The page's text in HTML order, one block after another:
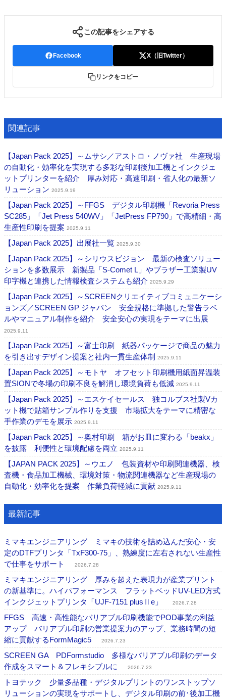
この記事をシェアする
Facebook X（旧Twitter）
リンクをコピー
関連記事
【Japan Pack 2025】～ムサシ／アストロ・ノヴァ社 生産現場
の自動化・効率化を実現する多彩な印刷後加工機とインクジェ
ットプリンターを紹介 厚み対応・高速印刷・省人化の最新ソ
リューション 2025.9.19
【Japan Pack 2025】～FFGS デジタル印刷機「Revoria Press
SC285」「Jet Press 540WV」「JetPress FP790」で高精細・高
生産性印刷を提案 2025.9.11
【Japan Pack 2025】出展社一覧 2025.9.30
【Japan Pack 2025】～シリウスビジョン 最新の検査ソリュー
ションを多数展示 新製品「S-Comet L」やブラザー工業製UV
印字機と連携した情報検査システムも紹介 2025.9.29
【Japan Pack 2025】～SCREENクリエイティブコミュニケーシ
ョンズ／SCREEN GP ジャパン 安全規格に準拠した警告ラベ
ルやマニュアル制作を紹介 安全安心の実現をテーマに出展
2025.9.11
【Japan Pack 2025】～富士印刷 紙器パッケージで商品の魅力
を引き出すデザイン提案と社内一貫生産体制
2025.9.11
【Japan Pack 2025】～モトヤ オフセット印刷機用紙面昇温装
置SIONで冬場の印刷不良を解消し環境負荷も低減 2025.9.11
【Japan Pack 2025】～エスケイセールス 独コルブス社製Vカ
ット機で貼箱サンプル作りを支援 市場拡大をテーマに精密な
手作業のデモを展示 2025.9.11
【Japan Pack 2025】～奥村印刷 箱がお皿に変わる「beakx」
を披露 利便性と環境配慮を両立 2025.9.11
【JAPAN PACK 2025】～ウエノ 包装資材や印刷関連機器、検
査機・食品加工機械、環境対策・物流関連機器など生産現場の
自動化・効率化を提案 作業負荷軽減に貢献 2025.9.11
最新記事
ミマキエンジニアリング ミマキの技術を詰め込んだ安心・安
定のDTFプリンタ「TxF300-75」、熟練度に左右されない生産性
で仕事をサポート
2026.7.28
ミマキエンジニアリング 厚みを超えた表現力が産業プリント
の新基準に。ハイパフォーマンス フラットベッドUV-LED方式
インクジェットプリンタ「UJF-7151 plusⅡe」
2026.7.28
FFGS 高速・高性能なバリアブル印刷機能でPOD事業の利益
アップ バリアブル印刷の営業提案力のアップ、業務時間の短
縮に貢献するFormMagic5
2026.7.23
SCREEN GA PDFormstudio 多様なバリアブル印刷のデータ
作成をスマート＆フレキシブルに
2026.7.23
トヨテック 少量多品種・デジタルプリントのワンストップソ
リューションの実現をサポートし、デジタル印刷の前･後加工機